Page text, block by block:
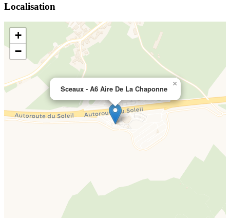
Localisation
Sceaux - A6 Aire De La Chaponne
×
+
−